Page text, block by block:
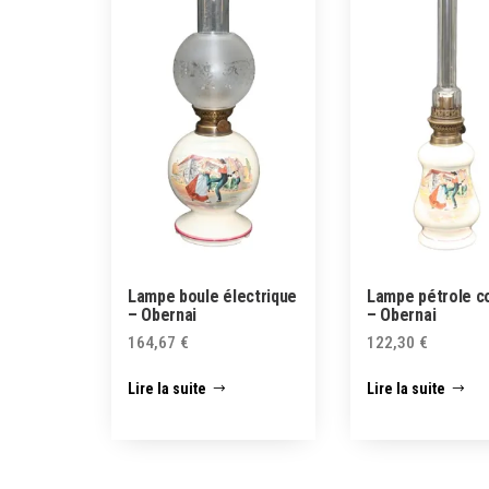
Lampe boule électrique
– Obernai
164,67 €
Lire la suite
Lampe pétrole
– Obernai
122,30 €
Lire la suite